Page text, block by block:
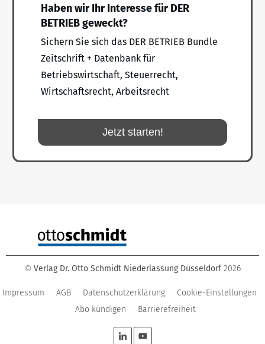
Haben wir Ihr Interesse für DER
BETRIEB geweckt?
Sichern Sie sich das DER BETRIEB Bundle
Zeitschrift + Datenbank für
Betriebswirtschaft, Steuerrecht,
Wirtschaftsrecht, Arbeitsrecht
Jetzt starten!
© Verlag Dr. Otto Schmidt Niederlassung Düsseldorf 2026
Impressum AGB Datenschutzerklärung
Cookie-Einstellungen
Abo kündigen
Barrierefreiheit